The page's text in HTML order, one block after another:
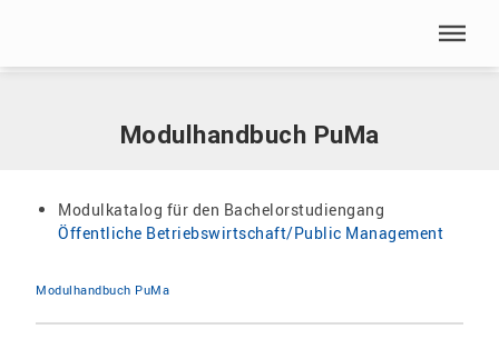
Modulhandbuch PuMa
Modulkatalog für den Bachelorstudiengang
Öffentliche Betriebswirtschaft/Public Management
Modulhandbuch PuMa